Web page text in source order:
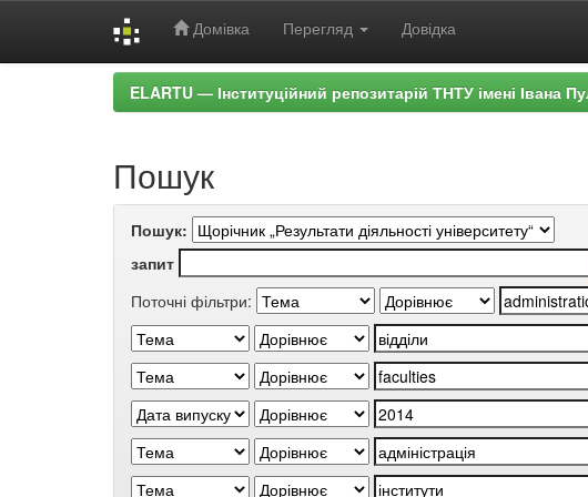
Домівка Перегляд Довідка
ELARTU — Інституційний репозитарій ТНТУ імені Івана
Пошук
Пошук:
запит
Поточні фільтри: